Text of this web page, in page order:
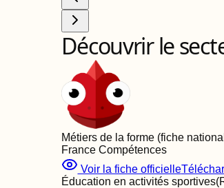
Découvrir le
Métiers de la forme (fiche
France Compétences
Voir la fiche officielle
Éducation en activités sportives